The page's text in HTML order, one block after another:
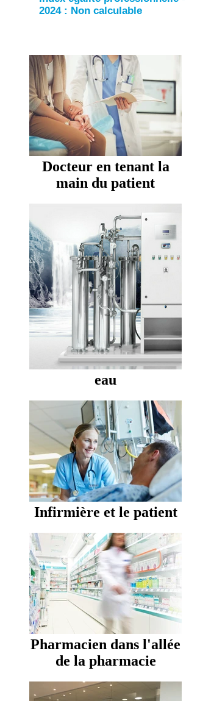
2024 : Non calculable
Docteur en tenant la
main du patient
eau
Infirmière et le patient
Pharmacien dans l'allée
de la pharmacie